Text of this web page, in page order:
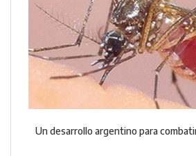
Un desarrollo argentino para